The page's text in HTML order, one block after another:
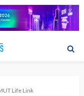
Life Link